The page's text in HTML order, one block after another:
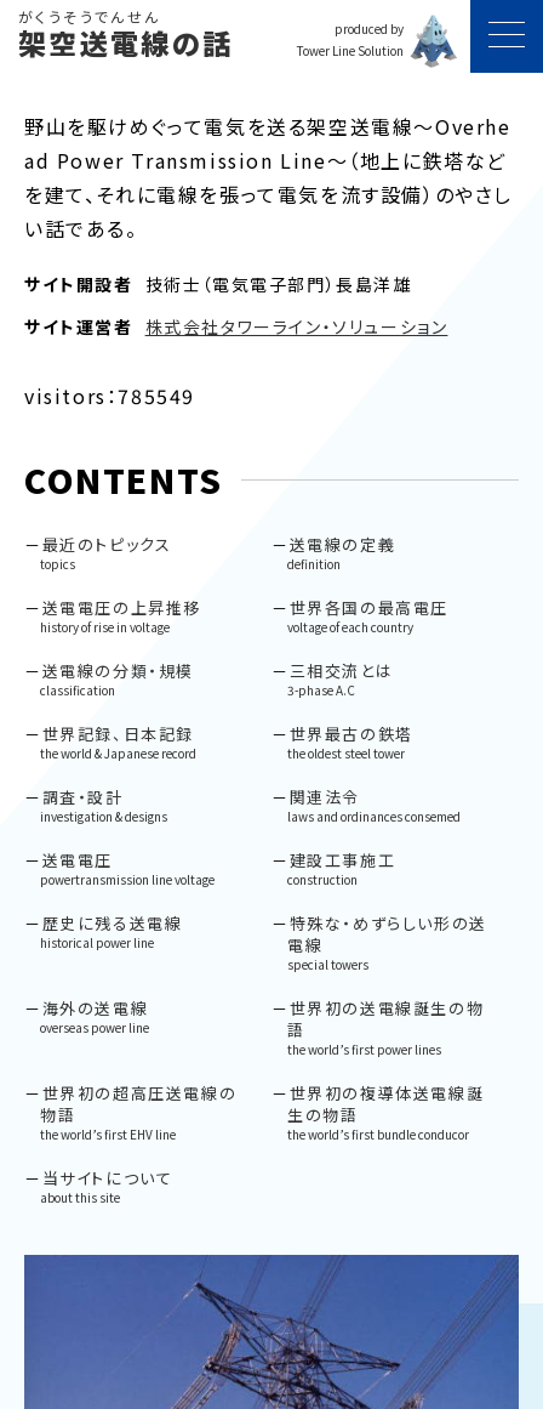
がくうそうでんせん
架空送電線の話
produced by
Tower Line Solution
野山を駆けめぐって電気を送る架空送電線～Overhe
ad Power Transmission Line～（地上に鉄塔など
を建て、それに電線を張って電気を流す設備）のやさし
い話である。
サイト開設者
技術士（電気電子部門）長島洋雄
サイト運営者 株式会社タワーライン・ソリューション
visitors：785549
CONTENTS
最近のトピックス
topics
送電線の定義
definition
送電電圧の上昇推移
history of rise in voltage
世界各国の最高電圧
voltage of each country
送電線の分類・規模
classification
三相交流とは
3-phase A.C
世界記録、日本記録
the world & Japanese record
世界最古の鉄塔
the oldest steel tower
調査・設計
investigation & designs
関連法令
laws and ordinances consemed
送電電圧
powertransmission line voltage
建設工事施工
construction
歴史に残る送電線
historical power line
特殊な・めずらしい形の送
電線
special towers
海外の送電線
overseas power line
世界初の送電線誕生の物
語
the world’s first power lines
世界初の超高圧送電線の
物語
the world’s first EHV line
世界初の複導体送電線誕
生の物語
the world’s first bundle conducor
当サイトについて
about this site